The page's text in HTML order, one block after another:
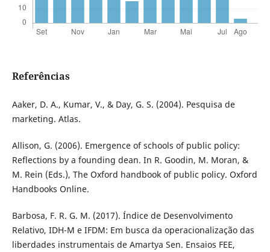
Referências
Aaker, D. A., Kumar, V., & Day, G. S. (2004). Pesquisa de
marketing. Atlas.
Allison, G. (2006). Emergence of schools of public policy:
Reflections by a founding dean. In R. Goodin, M. Moran, &
M. Rein (Eds.), The Oxford handbook of public policy. Oxford
Handbooks Online.
Barbosa, F. R. G. M. (2017). Índice de Desenvolvimento
Relativo, IDH-M e IFDM: Em busca da operacionalização das
liberdades instrumentais de Amartya Sen. Ensaios FEE,